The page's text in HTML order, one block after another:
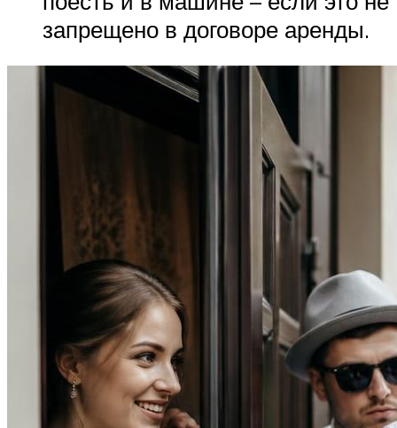
запрещено в договоре аренды.